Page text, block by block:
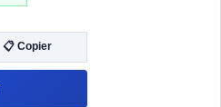
📋 Copier